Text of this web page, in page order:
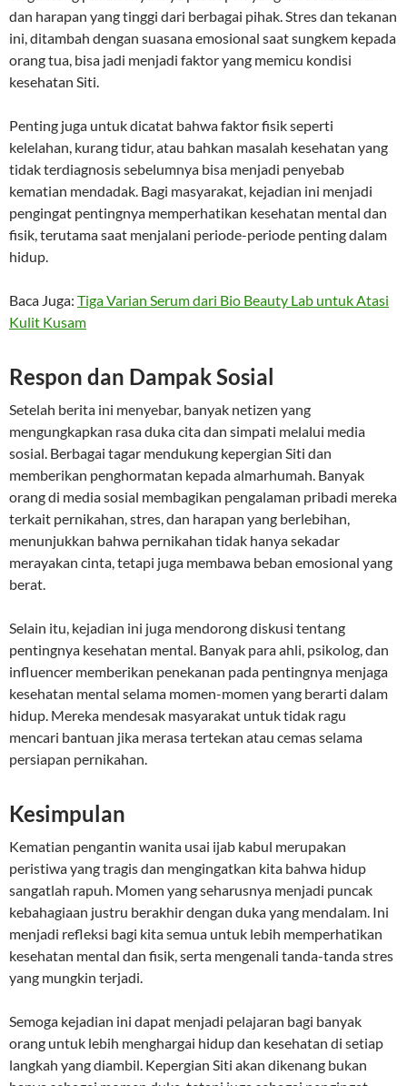
dan harapan yang tinggi dari berbagai pihak. Stres dan tekanan
ini, ditambah dengan suasana emosional saat sungkem kepada
orang tua, bisa jadi menjadi faktor yang memicu kondisi
kesehatan Siti.
Penting juga untuk dicatat bahwa faktor fisik seperti
kelelahan, kurang tidur, atau bahkan masalah kesehatan yang
tidak terdiagnosis sebelumnya bisa menjadi penyebab
kematian mendadak. Bagi masyarakat, kejadian ini menjadi
pengingat pentingnya memperhatikan kesehatan mental dan
fisik, terutama saat menjalani periode-periode penting dalam
hidup.
Baca Juga: Tiga Varian Serum dari Bio Beauty Lab untuk Atasi
Kulit Kusam
Respon dan Dampak Sosial
Setelah berita ini menyebar, banyak netizen yang
mengungkapkan rasa duka cita dan simpati melalui media
sosial. Berbagai tagar mendukung kepergian Siti dan
memberikan penghormatan kepada almarhumah. Banyak
orang di media sosial membagikan pengalaman pribadi mereka
terkait pernikahan, stres, dan harapan yang berlebihan,
menunjukkan bahwa pernikahan tidak hanya sekadar
merayakan cinta, tetapi juga membawa beban emosional yang
berat.
Selain itu, kejadian ini juga mendorong diskusi tentang
pentingnya kesehatan mental. Banyak para ahli, psikolog, dan
influencer memberikan penekanan pada pentingnya menjaga
kesehatan mental selama momen-momen yang berarti dalam
hidup. Mereka mendesak masyarakat untuk tidak ragu
mencari bantuan jika merasa tertekan atau cemas selama
persiapan pernikahan.
Kesimpulan
Kematian pengantin wanita usai ijab kabul merupakan
peristiwa yang tragis dan mengingatkan kita bahwa hidup
sangatlah rapuh. Momen yang seharusnya menjadi puncak
kebahagiaan justru berakhir dengan duka yang mendalam. Ini
menjadi refleksi bagi kita semua untuk lebih memperhatikan
kesehatan mental dan fisik, serta mengenali tanda-tanda stres
yang mungkin terjadi.
Semoga kejadian ini dapat menjadi pelajaran bagi banyak
orang untuk lebih menghargai hidup dan kesehatan di setiap
langkah yang diambil. Kepergian Siti akan dikenang bukan